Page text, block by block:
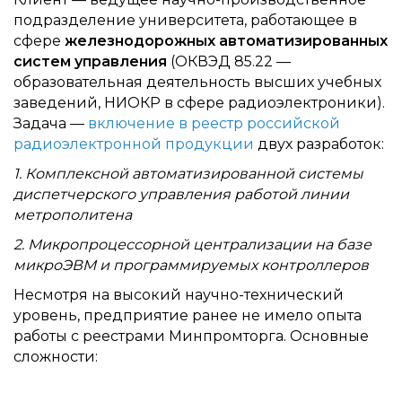
подразделение университета, работающее в
сфере железнодорожных автоматизированных
систем управления (ОКВЭД 85.22 —
образовательная деятельность высших учебных
заведений, НИОКР в сфере радиоэлектроники).
Задача — включение в реестр российской
радиоэлектронной продукции двух разработок:
1. Комплексной автоматизированной системы
диспетчерского управления работой линии
метрополитена
2. Микропроцессорной централизации на базе
микроЭВМ и программируемых контроллеров
Несмотря на высокий научно-технический
уровень, предприятие ранее не имело опыта
работы с реестрами Минпромторга. Основные
сложности: